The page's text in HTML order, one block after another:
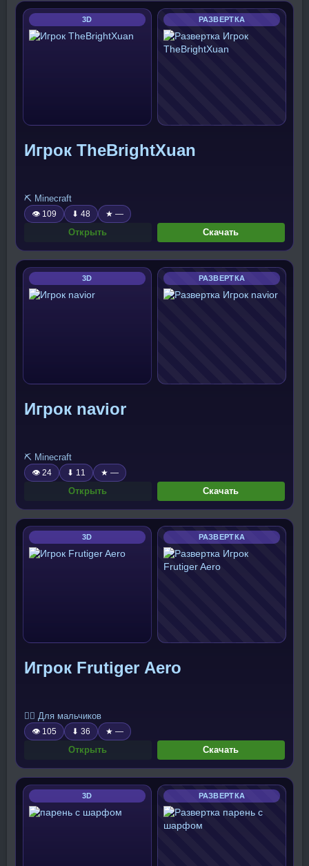
3D РАЗВЕРТКА
Игрок TheBrightXuan
⛏️ Minecraft
👁 109 ⬇ 48 ★ —
Открыть Скачать
3D РАЗВЕРТКА
Игрок navior
⛏️ Minecraft
👁 24 ⬇ 11 ★ —
Открыть Скачать
3D РАЗВЕРТКА
Игрок Frutiger Aero
🧍‍♂️ Для мальчиков
👁 105 ⬇ 36 ★ —
Открыть Скачать
3D РАЗВЕРТКА